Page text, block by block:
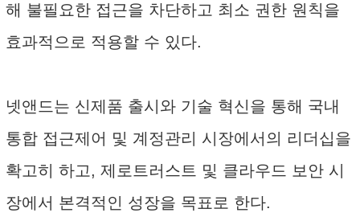
해 불필요한 접근을 차단하고 최소 권한 원칙을
효과적으로 적용할 수 있다.
넷앤드는 신제품 출시와 기술 혁신을 통해 국내
통합 접근제어 및 계정관리 시장에서의 리더십을
확고히 하고, 제로트러스트 및 클라우드 보안 시
장에서 본격적인 성장을 목표로 한다.